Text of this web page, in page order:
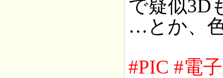
で疑似3D
…とか、
#PIC #電